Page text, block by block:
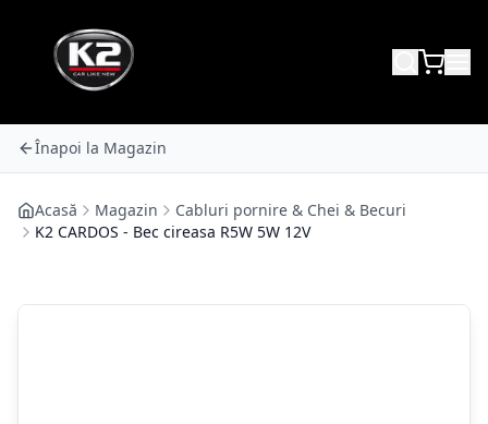
Înapoi la Magazin
Acasă Magazin
Cabluri pornire & Chei & Becuri
K2 CARDOS - Bec cireasa R5W 5W 12V